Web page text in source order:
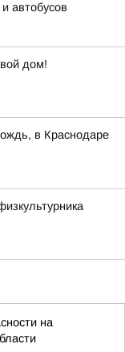
автобусов
дом!
в Краснодаре
на